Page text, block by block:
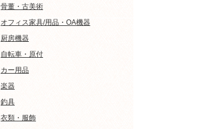
骨董・古美術
オフィス家具/用品・OA機器
厨房機器
自転車・原付
カー用品
楽器
釣具
衣類・服飾